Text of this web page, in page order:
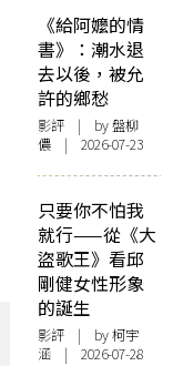
《給阿嬤的情
書》：潮水退
去以後，被允
許的鄉愁
影評 | by 盤柳
儂 | 2026-07-23
只要你不怕我
就行——從《大
盜歌王》看邱
剛健女性形象
的誕生
影評 | by 柯宇
涵 | 2026-07-28